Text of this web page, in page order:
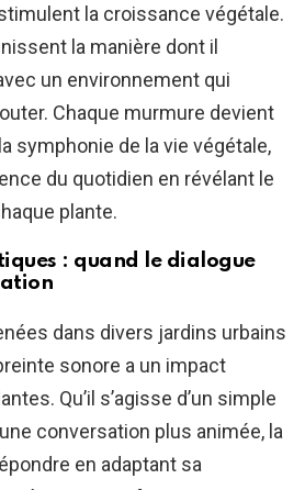
la croissance végétale.
la manière dont il
un environnement qui
Chaque murmure devient
symphonie de la vie végétale,
du quotidien en révélant le
plante.
: quand le dialogue
dans divers jardins urbains
sonore a un impact
Qu’il s’agisse d’un simple
conversation plus animée, la
en adaptant sa